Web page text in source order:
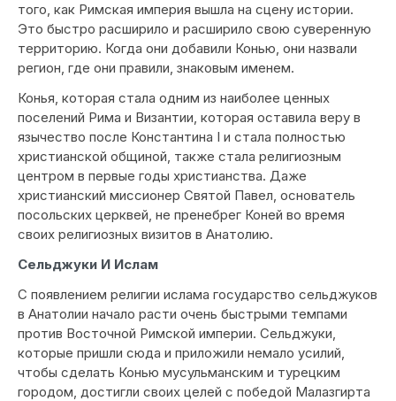
того, как Римская империя вышла на сцену истории.
Это быстро расширило и расширило свою суверенную
территорию. Когда они добавили Конью, они назвали
регион, где они правили, знаковым именем.
Конья, которая стала одним из наиболее ценных
поселений Рима и Византии, которая оставила веру в
язычество после Константина I и стала полностью
христианской общиной, также стала религиозным
центром в первые годы христианства. Даже
христианский миссионер Святой Павел, основатель
посольских церквей, не пренебрег Коней во время
своих религиозных визитов в Анатолию.
Сельджуки И Ислам
С появлением религии ислама государство сельджуков
в Анатолии начало расти очень быстрыми темпами
против Восточной Римской империи. Сельджуки,
которые пришли сюда и приложили немало усилий,
чтобы сделать Конью мусульманским и турецким
городом, достигли своих целей с победой Малазгирта